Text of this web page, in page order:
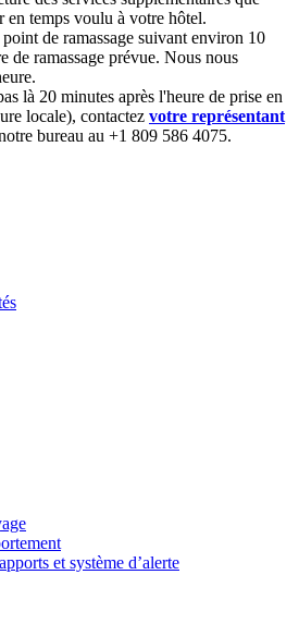
en temps voulu à votre hôtel.
de ramassage suivant environ 10
de ramassage prévue. Nous nous
là 20 minutes après l'heure de prise en
locale), contactez votre représentant
bureau au +1 809 586 4075.
et système d’alerte